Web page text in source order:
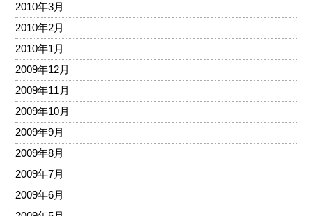
2010年3月
2010年2月
2010年1月
2009年12月
2009年11月
2009年10月
2009年9月
2009年8月
2009年7月
2009年6月